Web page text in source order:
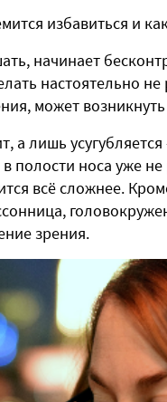
избавиться и
начинает
настоятельно
может
лишь усугубляется
полости носа уже не
всё сложнее.
зрения.